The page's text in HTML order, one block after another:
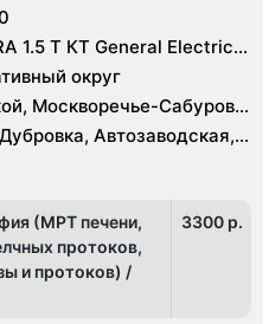
1.5 T КТ General Electric
округ
Москворечье-Сабурово,
Затон, Нагорный
Автозаводская,
Угрешская
(МРТ печени,
протоков,
и протоков) /
3300 p.